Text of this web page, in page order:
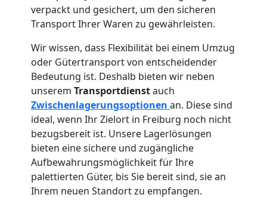
verpackt und gesichert, um den sicheren
Transport Ihrer Waren zu gewährleisten.
Wir wissen, dass Flexibilität bei einem Umzug
oder Gütertransport von entscheidender
Bedeutung ist. Deshalb bieten wir neben
unserem Transportdienstauch
Zwischenlagerungsoptionen an. Diese sind
ideal, wenn Ihr Zielort in Freiburg noch nicht
bezugsbereit ist. Unsere Lagerlösungen
bieten eine sichere und zugängliche
Aufbewahrungsmöglichkeit für Ihre
palettierten Güter, bis Sie bereit sind, sie an
Ihrem neuen Standort zu empfangen.